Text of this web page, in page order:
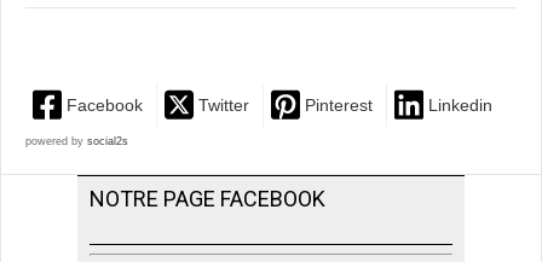
Facebook Twitter Pinterest Linkedin
powered by social2s
NOTRE PAGE FACEBOOK